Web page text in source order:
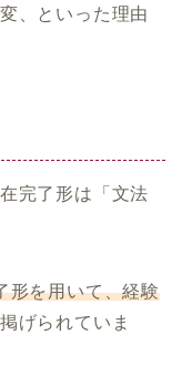
、といった理由
完了形は「文法
形を用いて、経験
げられていま